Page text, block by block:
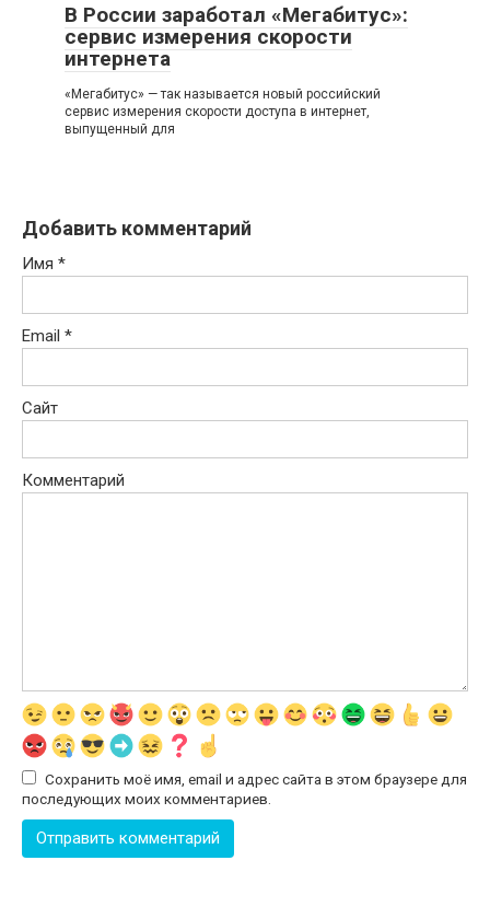
В России заработал «Мегабитус»:
сервис измерения скорости
интернета
«Мегабитус» — так называется новый российский
сервис измерения скорости доступа в интернет,
выпущенный для
Добавить комментарий
Имя *
Email *
Сайт
Комментарий
Сохранить моё имя, email и адрес сайта в этом браузере для
последующих моих комментариев.